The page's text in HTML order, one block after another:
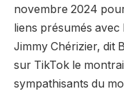
novembre 2024
liens présumés
Jimmy Chérizier, dit
sur TikTok le
sympathisants du